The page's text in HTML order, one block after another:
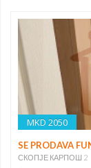
MKD 2050
SE PRODAVA
СКОПЈЕ КАРПОШ 2